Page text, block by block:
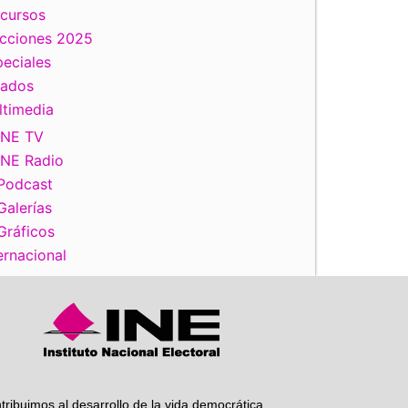
2025
TV
Radio
al desarrollo de la vida democrática